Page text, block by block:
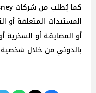
المستندات المتعلقة
أو المضايقة أو السخرية
بالدوني من خلال